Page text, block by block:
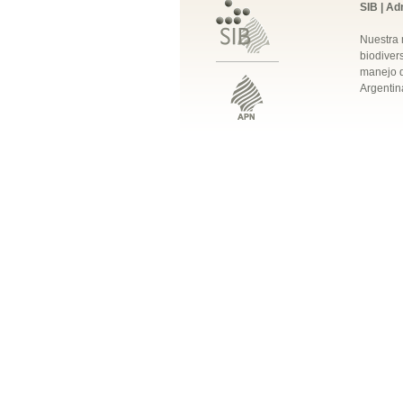
SIB |
Nuestra
manejo